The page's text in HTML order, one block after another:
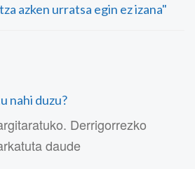
azken urratsa egin ez izana"
nahi duzu?
Derrigorrezko
daude